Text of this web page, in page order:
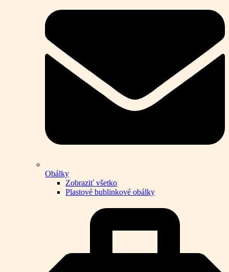
Obálky
Zobraziť všetko
Plastové bublinkové obálky